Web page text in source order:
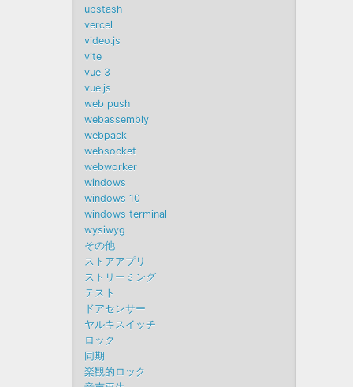
upstash
vercel
video.js
vite
vue 3
vue.js
web push
webassembly
webpack
websocket
webworker
windows
windows 10
windows terminal
wysiwyg
その他
ストアアプリ
ストリーミング
テスト
ドアセンサー
ヤルキスイッチ
ロック
同期
楽観的ロック